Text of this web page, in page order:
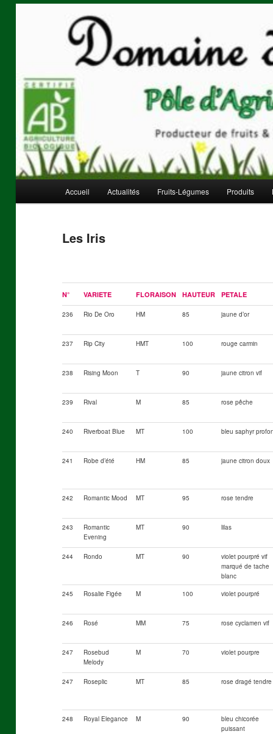
Domaine de Mauvejeane
Accueil Actualités Fruits-Légumes Produits
Les Iris
N° VARIETE FLORAISON HAUTEUR PETALE
236 Rio De Oro HM 85 jaune d’or
237 Rip City HMT 100 rouge carmin
238 Rising Moon T 90 jaune citron vif
239 Rival M 85 rose pêche
240 Riverboat Blue MT 100 bleu saphyr
241 Robe d’été HM 85 jaune citron doux
242 Romantic Mood MT 95 rose tendre
243
Romantic
Evening
MT 90 lilas
244 Rondo MT 90
violet pourpré vif
marqué de tache
blanc
245 Rosalie Figée M 100 violet pourpré
246 Rosé MM 75 rose cyclamen vif
247
Rosebud
Melody
M 70 violet pourpre
247 Roseplic MT 85 rose dragé tendre
248 Royal Elegance M 90
bleu chicorée
puissant